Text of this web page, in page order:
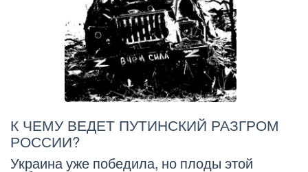
К ЧЕМУ ВЕДЕТ ПУТИНСКИЙ РАЗГРОМ
РОССИИ?
Украина уже победила, но плоды этой